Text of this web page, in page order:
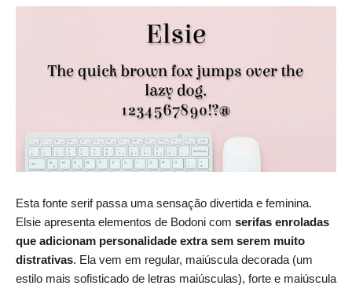
Esta fonte serif passa uma sensação divertida e feminina.
Elsie apresenta elementos de Bodoni com serifas enroladas
que adicionam personalidade extra sem serem muito
distrativas. Ela vem em regular, maiúscula decorada (um
estilo mais sofisticado de letras maiúsculas), forte e maiúscula